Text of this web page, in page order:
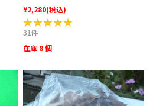
¥2,280(税込)
★★★★★
★★★★★
31件
在庫 8 個